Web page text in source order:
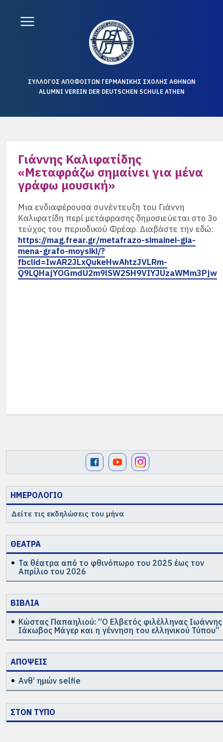
ΣΥΛΛΟΓΟΣ ΑΠΟΦΟΙΤΩΝ ΓΕΡΜΑΝΙΚΗΣ ΣΧΟΛΗΣ ΑΘΗΝΩΝ
ALUMNI VEREIN DER DEUTSCHEN SCHULE ATHEN
ΗΜΕΡΟΛΟΓΙΟ
Δείτε τις εκδηλώσεις του μήνα
ΘΕΑΤΡΑ
Τα θέατρα από το φθινόπωρο του 2025 έως τον
Απρίλιο του 2026
ΒΙΒΛΙΑ
Κώστας Παπαηλιού: “Ο Ελβετός φιλέλληνας Ιωάννης
Ιάκωβος Μάγερ και η γέννηση του ελληνικού Τύπου”
ΑΠΟΨΕΙΣ
Ανθ’ ημών selfie
ΣΤΟΝ ΤΥΠΟ
Γιάννης Καλιφατίδης
«Μεταφράζω σημαίνει για μένα
γράφω μουσική»
Μια ενδιαφέρουσα συνέντευξη του Γιάννη
Καλιφατίδη περί μετάφρασης δημοσιεύεται στο 3ο
τεύχος του περιοδικού Φρέαρ. Διαβάστε την εδώ:
https://mag.frear.gr/metafrazo-simainei-gia-
mena-grafo-moysiki/?
fbclid=IwAR2JLxQukeHwAhtzJVLRm-
Q9LQHajYOGmdU2m9lSW2SH9VIYJUzaWMm3Pjw